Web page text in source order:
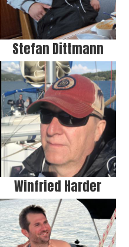
Stefan Dittmann
Winfried Harder